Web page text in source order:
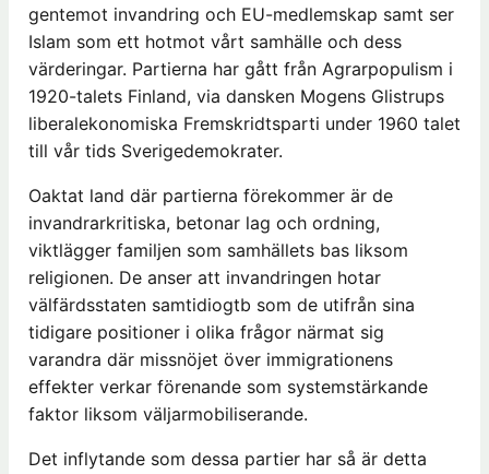
gentemot invandring och EU-medlemskap samt ser
Islam som ett hotmot vårt samhälle och dess
värderingar. Partierna har gått från Agrarpopulism i
1920-talets Finland, via dansken Mogens Glistrups
liberalekonomiska Fremskridtsparti under 1960 talet
till vår tids Sverigedemokrater.
Oaktat land där partierna förekommer är de
invandrarkritiska, betonar lag och ordning,
viktlägger familjen som samhällets bas liksom
religionen. De anser att invandringen hotar
välfärdsstaten samtidiogtb som de utifrån sina
tidigare positioner i olika frågor närmat sig
varandra där missnöjet över immigrationens
effekter verkar förenande som systemstärkande
faktor liksom väljarmobiliserande.
Det inflytande som dessa partier har så är detta